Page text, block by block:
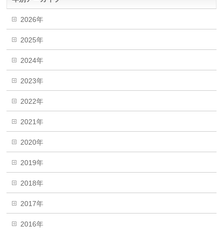
2026年
2025年
2024年
2023年
2022年
2021年
2020年
2019年
2018年
2017年
2016年